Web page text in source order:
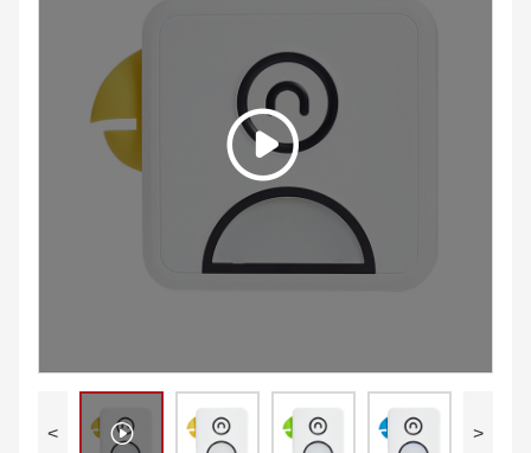
< >